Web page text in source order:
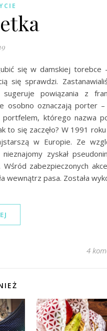
się w damskiej torebce
się sprawdzi.
powiązania z
osobno oznaczają porter
którego nazwa
to się zaczęło? W 1991
w Europie. Ze
zyskał
zabezpieczonych
wewnątrz pasa. Została
4